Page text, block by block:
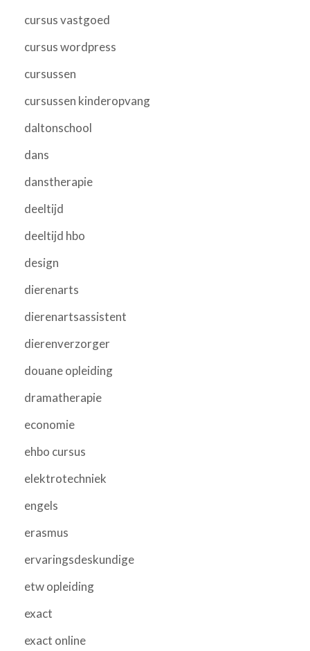
cursus vastgoed
cursus wordpress
cursussen
cursussen kinderopvang
daltonschool
dans
danstherapie
deeltijd
deeltijd hbo
design
dierenarts
dierenartsassistent
dierenverzorger
douane opleiding
dramatherapie
economie
ehbo cursus
elektrotechniek
engels
erasmus
ervaringsdeskundige
etw opleiding
exact
exact online